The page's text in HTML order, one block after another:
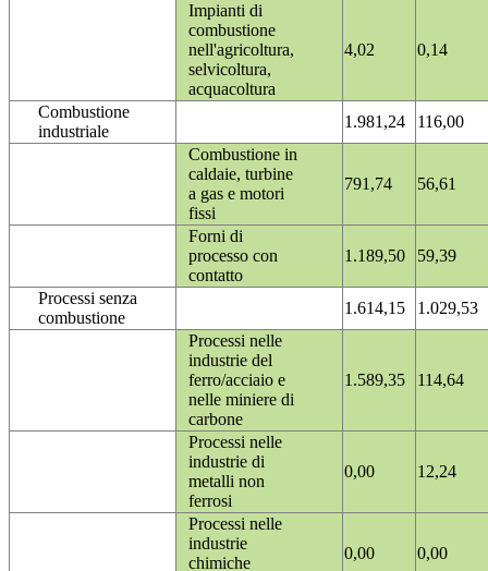
Impianti di
combustione
nell'agricoltura,
selvicoltura,
acquacoltura
4,02 0,14
Combustione
industriale
1.981,24
116,00
Combustione in
caldaie, turbine
a gas e motori
fissi
791,74 56,61
Forni di
processo con
contatto
1.189,50 59,39
Processi senza
combustione
1.614,15
1.029,53
Processi nelle
industrie del
ferro/acciaio e
nelle miniere di
carbone
1.589,35 114,64
Processi nelle
industrie di
metalli non
ferrosi
0,00 12,24
Processi nelle
industrie
chimiche
0,00 0,00